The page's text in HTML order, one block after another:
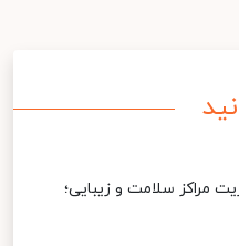
مراکز سلامت و زیبایی؛